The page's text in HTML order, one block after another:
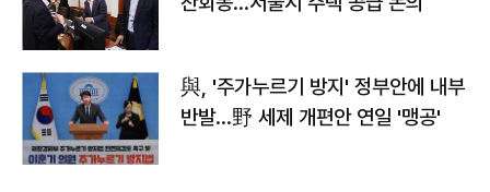
與, '주가누르기 방지' 정부안에 내부
반발…野 세제 개편안 연일 '맹공'